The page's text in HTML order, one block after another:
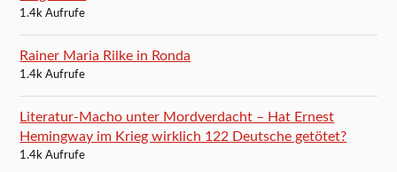
1.4k Aufrufe
Rainer Maria Rilke in Ronda
1.4k Aufrufe
Literatur-Macho unter Mordverdacht – Hat Ernest
Hemingway im Krieg wirklich 122 Deutsche getötet?
1.4k Aufrufe